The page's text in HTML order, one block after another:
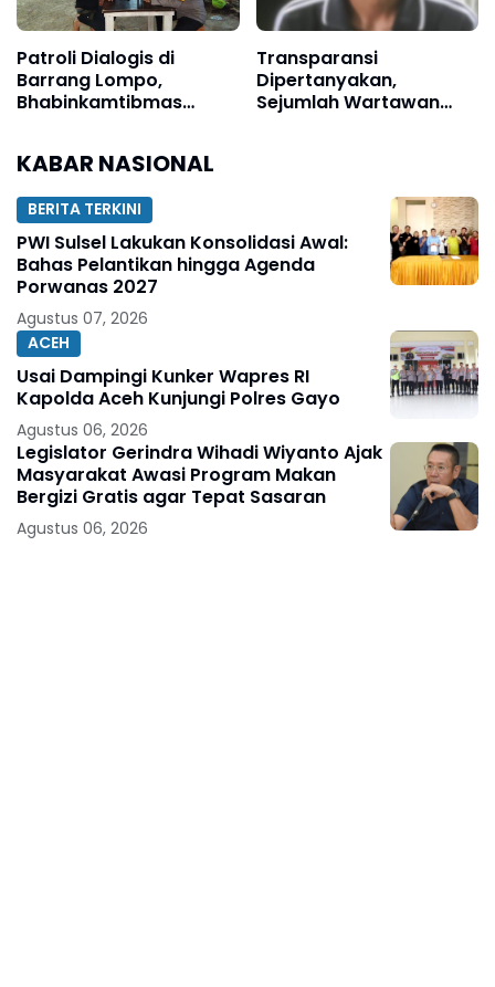
Patroli Dialogis di
Barrang Lompo,
Bhabinkamtibmas
Transparansi
Dipertanyakan,
Sejumlah Wartawan
KABAR NASIONAL
BERITA TERKINI
PWI Sulsel Lakukan Konsolidasi Awal:
Bahas Pelantikan hingga Agenda
Porwanas 2027
Agustus 07, 2026
ACEH
Usai Dampingi Kunker Wapres RI
Kapolda Aceh Kunjungi Polres Gayo
Agustus 06, 2026
Legislator Gerindra Wihadi Wiyanto Ajak
Masyarakat Awasi Program Makan
Bergizi Gratis agar Tepat Sasaran
Agustus 06, 2026